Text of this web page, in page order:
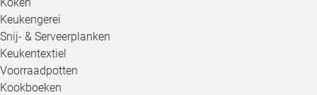
Keukengerei
Snij- & Serveerplanken
Keukentextiel
Voorraadpotten
Kookboeken